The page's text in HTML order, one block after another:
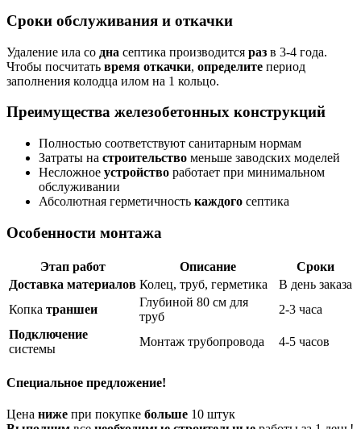
Сроки обслуживания и откачки
Удаление ила со дна септика производится раз в 3-4 года.
Чтобы посчитать время откачки, определите период
заполнения колодца илом на 1 кольцо.
Преимущества железобетонных конструкций
Полностью соответствуют санитарным нормам
Затраты на строительство меньше заводских моделей
Несложное устройство работает при минимальном
обслуживании
Абсолютная герметичность каждого септика
Особенности монтажа
Этап работ Описание
Сроки
Доставка материалов Колец, труб, герметика
В день заказа
Копка траншеи
Глубиной 80 см для
труб
2-3 часа
Подключение
системы
Монтаж трубопровода 4-5 часов
Специальное предложение!
Цена ниже при покупке больше 10 штук